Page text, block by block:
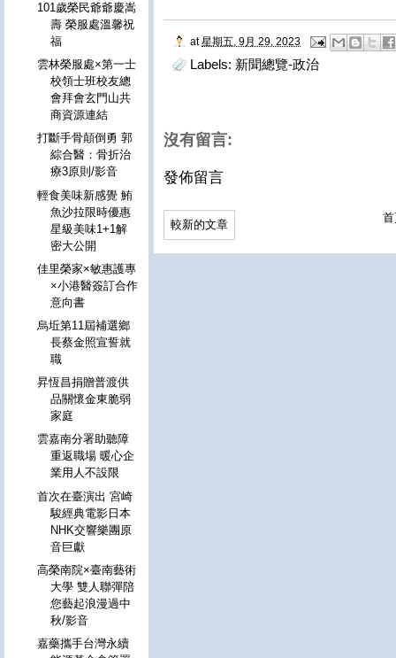
at 星期五, 9月 29, 2023
Labels: 新聞總覽-政治
沒有留言:
發佈留言
較新的文章
101歲榮民爺爺慶嵩
壽 榮服處溫馨祝
福
雲林榮服處×第一士
校領士班校友總
會拜會玄門山共
商資源連結
打斷手骨顛倒勇 郭
綜合醫：骨折治
療3原則/影音
輕食美味新感覺 鮪
魚沙拉限時優惠
星級美味1+1解
密大公開
佳里榮家×敏惠護專
×小港醫簽訂合作
意向書
烏坵第11屆補選鄉
長蔡金照宣誓就
職
昇恆昌捐贈普渡供
品關懷金東脆弱
家庭
雲嘉南分署助聽障
重返職場 暖心企
業用人不設限
首次在臺演出 宮崎
駿經典電影日本
NHK交響樂團原
音巨獻
高榮南院×臺南藝術
大學 雙人聯彈陪
您藝起浪漫過中
秋/影音
嘉藥攜手台灣永續